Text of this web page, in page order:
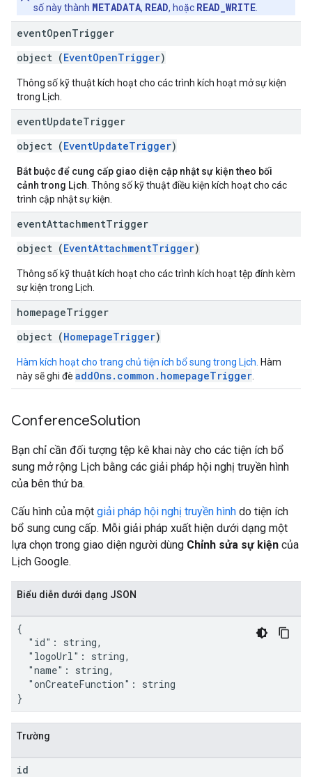
số này thành METADATA, READ, hoặc READ_WRITE
eventOpenTrigger
object (EventOpenTrigger)
Thông số kỹ thuật kích hoạt cho các trình kích hoạt mở sự kiện
trong Lịch.
eventUpdateTrigger
object (EventUpdateTrigger)
Bắt buộc để cung cấp giao diện cập nhật sự kiện theo bối
cảnh trong Lịch . Thông số kỹ thuật điều kiện kích hoạt cho các
trình cập nhật sự kiện.
eventAttachmentTrigger
object (EventAttachmentTrigger)
Thông số kỹ thuật kích hoạt cho các trình kích hoạt tệp đính kèm
sự kiện trong Lịch.
homepageTrigger
object (HomepageTrigger)
Hàm kích hoạt cho trang chủ tiện ích bổ sung trong Lịch. Hàm
này sẽ ghi đè addOns.common.homepageTrigger
ConferenceSolution
Bạn chỉ cần đối tượng tệp kê khai này cho các tiện ích bổ
sung mở rộng Lịch bằng các giải pháp hội nghị truyền hình
của bên thứ ba.
Cấu hình của một giải pháp hội nghị truyền hình do tiện ích
bổ sung cung cấp. Mỗi giải pháp xuất hiện dưới dạng một
lựa chọn trong giao diện người dùng Chỉnh sửa sự kiện của
Lịch Google.
Biểu diễn dưới dạng JSON
{
  "id": string,
  "logoUrl": string,
  "name": string,
  "onCreateFunction": string
}
Trường
id